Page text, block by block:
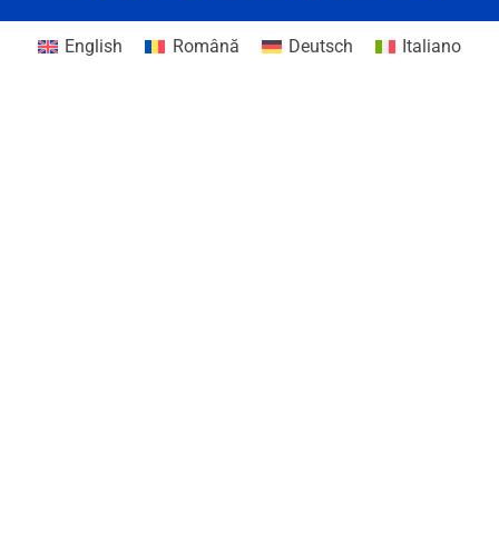
English Română Deutsch Italiano